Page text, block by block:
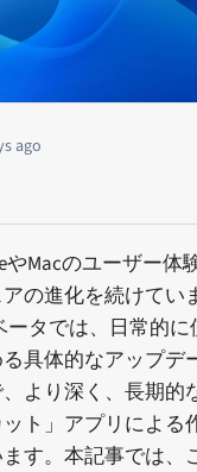
ago
やMacのユーザー体
の進化を続けてい
ータでは、日常的
具体的なアップデ
より深く、長期的
ト」アプリによる
す。本記事では、